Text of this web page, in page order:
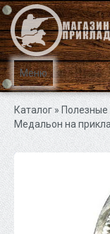
Меню
Каталог»
Медальон на